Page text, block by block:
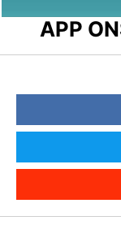
APP